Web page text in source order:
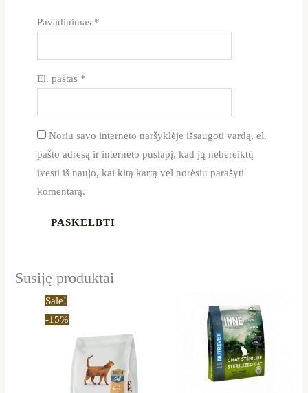
Pavadinimas *
El. paštas *
Noriu savo interneto naršyklėje išsaugoti vardą, el.
pašto adresą ir interneto puslapį, kad jų nebereiktų
įvesti iš naujo, kai kitą kartą vėl norėsiu parašyti
komentarą.
Susiję produktai
Sale!
-15%
through
32,29 €
has
multiple
variants.
range:
19,50 €
through
55,99 €
product
has
multiple
variants.